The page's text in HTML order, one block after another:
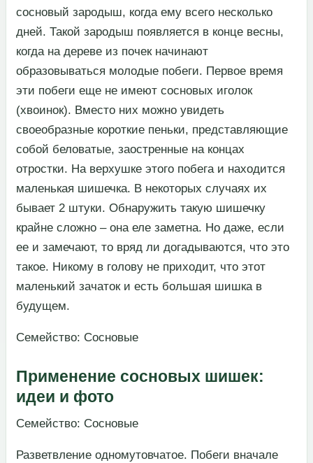
сосновый зародыш, когда ему всего несколько
дней. Такой зародыш появляется в конце весны,
когда на дереве из почек начинают
образовываться молодые побеги. Первое время
эти побеги еще не имеют сосновых иголок
(хвоинок). Вместо них можно увидеть
своеобразные короткие пеньки, представляющие
собой беловатые, заостренные на концах
отростки. На верхушке этого побега и находится
маленькая шишечка. В некоторых случаях их
бывает 2 штуки. Обнаружить такую шишечку
крайне сложно – она еле заметна. Но даже, если
ее и замечают, то вряд ли догадываются, что это
такое. Никому в голову не приходит, что этот
маленький зачаток и есть большая шишка в
будущем.​
​Семейство: Сосновые​
Применение сосновых шишек:
идеи и фото
​Семейство: Сосновые​
​Разветвление одномутовчатое. Побеги вначале